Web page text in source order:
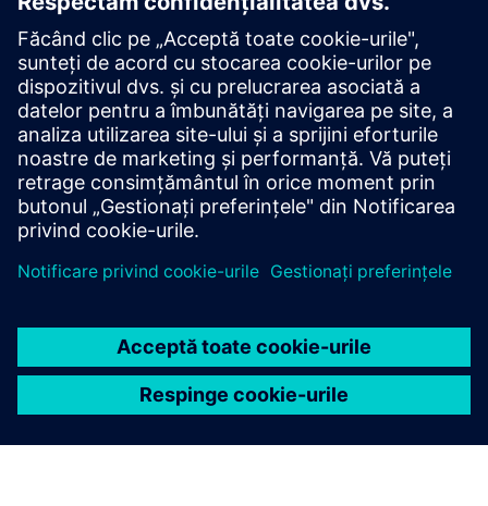
Wireless IoT sensor solutions for
safe and smart monitoring
El-Watch is a technology company that develops and
produces energy-efficient electronics and wireless
communications. Compatible to Siemens’ Senseye.
Aflați mai multe